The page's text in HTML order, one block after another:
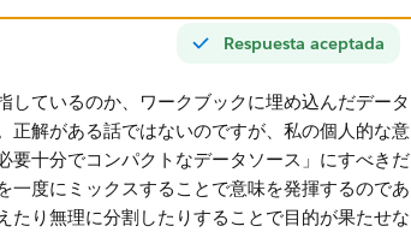
Respuesta aceptada
ているのか、ワークブックに埋め込んだデータ
正解がある話ではないのですが、私の個人的な意
要十分でコンパクトなデータソース」にすべきだ
一度にミックスすることで意味を発揮するのであ
り無理に分割したりすることで目的が果たせな